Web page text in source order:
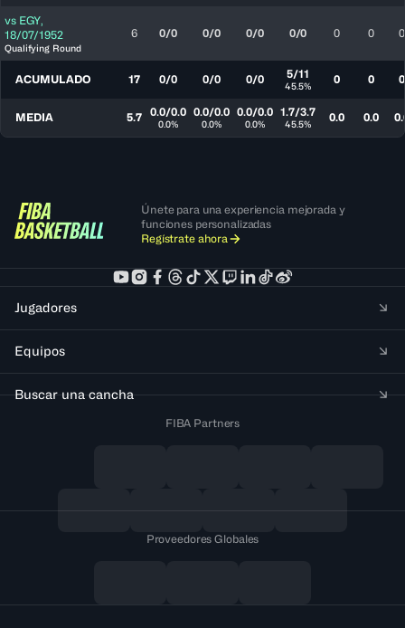
vs EGY,
18/07/1952
Qualifying Round
6 0/0 0/0 0/0 0/0 0 0 0
ACUMULADO 17 0/0 0/0 0/0 5/11
45.5% 0 0 0
MEDIA 5.7 0.0/0.0
0.0%
0.0/0.0
0.0%
0.0/0.0
0.0%
1.7/3.7
45.5% 0.0 0.0
Únete para una experiencia mejorada y
funciones personalizadas
Regístrate ahora
Jugadores
Equipos
Buscar una cancha
FIBA Partners
Proveedores Globales